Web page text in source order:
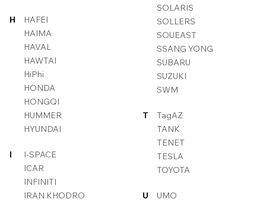
H
HAFEI
HAIMA
HAVAL
HAWTAI
HiPhi
HONDA
HONGQI
HUMMER
HYUNDAI
I
I-SPACE
ICAR
INFINITI
IRAN KHODRO
SOLARIS
SOLLERS
SOUEAST
SSANG YONG
SUBARU
SUZUKI
SWM
T
TagAZ
TANK
TENET
TESLA
TOYOTA
U UMO